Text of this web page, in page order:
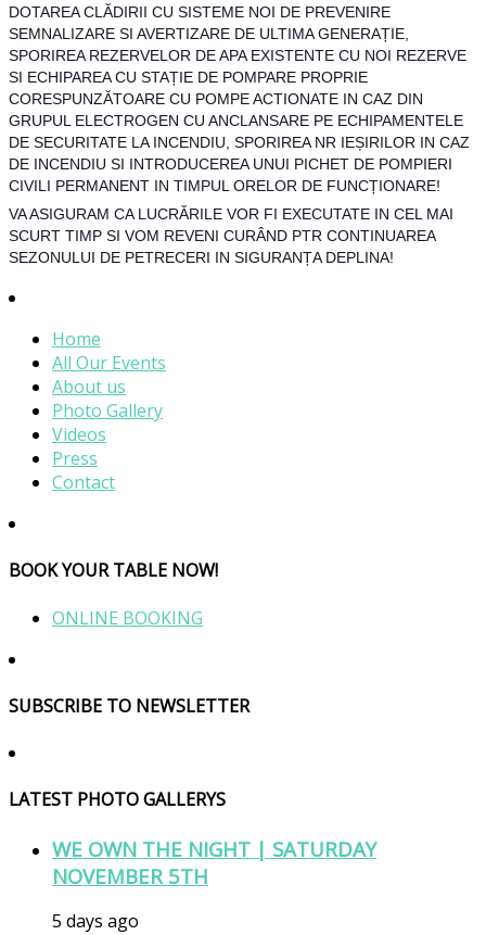
DOTAREA CLĂDIRII CU SISTEME NOI DE PREVENIRE
SEMNALIZARE SI AVERTIZARE DE ULTIMA GENERAȚIE,
SPORIREA REZERVELOR DE APA EXISTENTE CU NOI REZERVE
SI ECHIPAREA CU STAȚIE DE POMPARE PROPRIE
CORESPUNZĂTOARE CU POMPE ACTIONATE IN CAZ DIN
GRUPUL ELECTROGEN CU ANCLANSARE PE ECHIPAMENTELE
DE SECURITATE LA INCENDIU, SPORIREA NR IEȘIRILOR IN CAZ
DE INCENDIU SI INTRODUCEREA UNUI PICHET DE POMPIERI
CIVILI PERMANENT IN TIMPUL ORELOR DE FUNCȚIONARE!
VA ASIGURAM CA LUCRĂRILE VOR FI EXECUTATE IN CEL MAI
SCURT TIMP SI VOM REVENI CURÂND PTR CONTINUAREA
SEZONULUI DE PETRECERI IN SIGURANȚA DEPLINA!
Home
All Our Events
About us
Photo Gallery
Videos
Press
Contact
BOOK YOUR TABLE NOW!
ONLINE BOOKING
SUBSCRIBE TO NEWSLETTER
LATEST PHOTO GALLERYS
WE OWN THE NIGHT | SATURDAY
NOVEMBER 5TH
5 days ago